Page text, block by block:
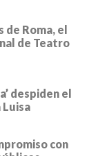
Roma, el
de Teatro
despiden el
con